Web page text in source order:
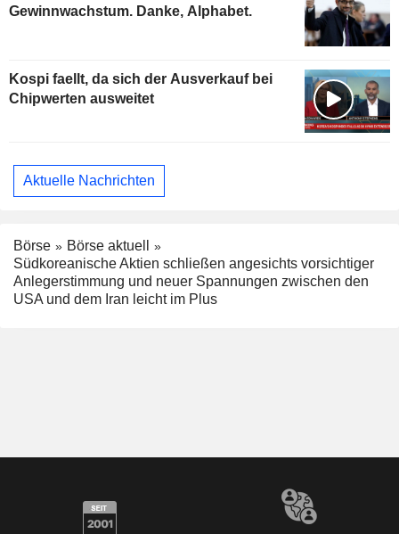
Gewinnwachstum. Danke, Alphabet.
Kospi faellt, da sich der Ausverkauf bei
Chipwerten ausweitet
Aktuelle Nachrichten
Börse
Börse aktuell
Südkoreanische Aktien schließen angesichts vorsichtiger
Anlegerstimmung und neuer Spannungen zwischen den
USA und dem Iran leicht im Plus